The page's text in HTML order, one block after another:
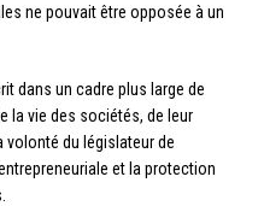
ne pouvait être opposée à un
dans un cadre plus large de
la vie des sociétés, de leur
du législateur de
et la protection